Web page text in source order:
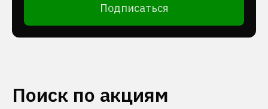
Подписаться
Поиск по акциям